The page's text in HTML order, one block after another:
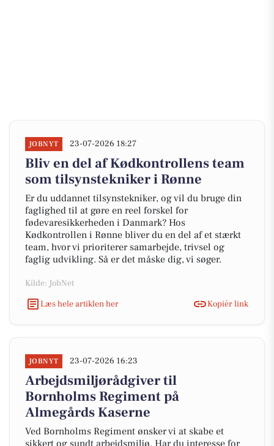
JOBNYT 23-07-2026 18:27
Bliv en del af Kødkontrollens team
som tilsynstekniker i Rønne
Er du uddannet tilsynstekniker, og vil du bruge din
faglighed til at gøre en reel forskel for
fødevaresikkerheden i Danmark? Hos
Kødkontrollen i Rønne bliver du en del af et stærkt
team, hvor vi prioriterer samarbejde, trivsel og
faglig udvikling. Så er det måske dig, vi søger.
Kilde: JobNet
Læs hele artiklen her
Kopiér link
JOBNYT 23-07-2026 16:23
Arbejdsmiljørådgiver til
Bornholms Regiment på
Almegårds Kaserne
Ved Bornholms Regiment ønsker vi at skabe et
sikkert og sundt arbejdsmiljø. Har du interesse for